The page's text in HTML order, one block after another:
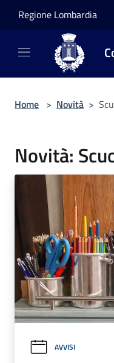
Regione Lombardia
Home > Novità >
Novità:
AVVISI